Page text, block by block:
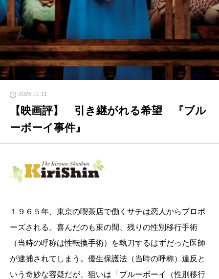
2025.11.11
【映画評】 引き継がれる希望 『ブル
ーボーイ事件』
１９６５年、東京の喫茶店で働くサチは恋人からプロポ
ーズされる。喜んだのも束の間、残りの性別移行手術
（当時の呼称は性転換手術）を執刀するはずだった医師
が逮捕されてしまう。優生保護法（当時の呼称）違反と
いう奇妙な容疑だが、狙いは「ブルーボーイ（性別移行